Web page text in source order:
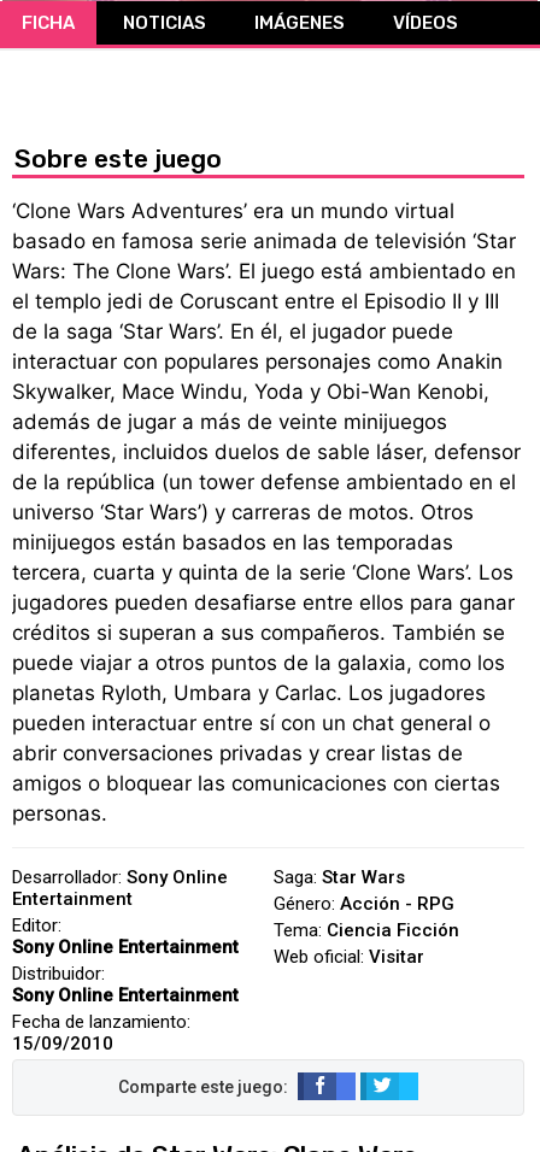
CÓMICS
FICHA NOTICIAS IMÁGENES VÍDEOS
Sobre este juego
‘Clone Wars Adventures’ era un mundo virtual
basado en famosa serie animada de televisión ‘Star
Wars: The Clone Wars’. El juego está ambientado en
el templo jedi de Coruscant entre el Episodio II y III
de la saga ‘Star Wars’. En él, el jugador puede
interactuar con populares personajes como Anakin
Skywalker, Mace Windu, Yoda y Obi-Wan Kenobi,
además de jugar a más de veinte minijuegos
diferentes, incluidos duelos de sable láser, defensor
de la república (un tower defense ambientado en el
universo ‘Star Wars’) y carreras de motos. Otros
minijuegos están basados en las temporadas
tercera, cuarta y quinta de la serie ‘Clone Wars’. Los
jugadores pueden desafiarse entre ellos para ganar
créditos si superan a sus compañeros. También se
puede viajar a otros puntos de la galaxia, como los
planetas Ryloth, Umbara y Carlac. Los jugadores
pueden interactuar entre sí con un chat general o
abrir conversaciones privadas y crear listas de
amigos o bloquear las comunicaciones con ciertas
personas.
Desarrollador: Sony Online
Entertainment
Editor:
Sony Online Entertainment
Distribuidor:
Sony Online Entertainment
Fecha de lanzamiento:
15/09/2010
Saga: Star Wars
Género: Acción - RPG
Tema: Ciencia Ficción
Web oficial: Visitar